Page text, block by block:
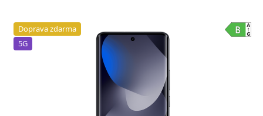
Doprava zdarma
5G